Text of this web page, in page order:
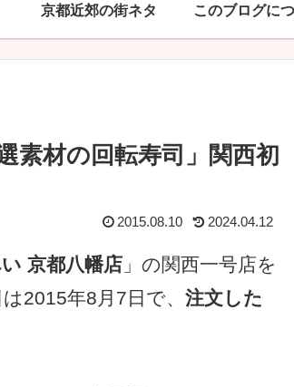
京都近郊の街ネタ このブログに
素材の回転寿司」関西初
2015.08.10 2024.04.12
京都八幡店 」の関西一号店を
2015年8月7日で、 注文した